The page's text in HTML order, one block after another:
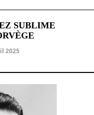
SUBLIME
2025